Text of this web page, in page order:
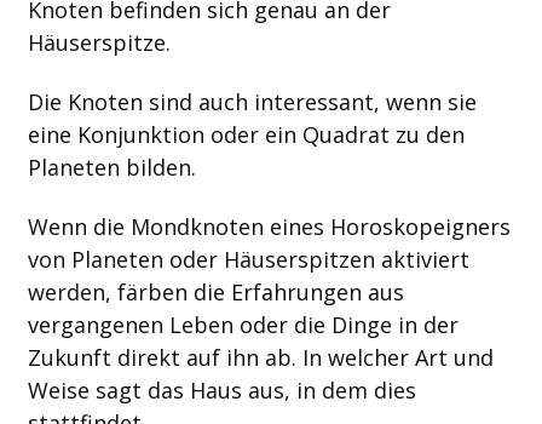
Knoten befinden sich genau an der
Häuserspitze.
Die Knoten sind auch interessant, wenn sie
eine Konjunktion oder ein Quadrat zu den
Planeten bilden.
Wenn die Mondknoten eines Horoskopeigners
von Planeten oder Häuserspitzen aktiviert
werden, färben die Erfahrungen aus
vergangenen Leben oder die Dinge in der
Zukunft direkt auf ihn ab. In welcher Art und
Weise sagt das Haus aus, in dem dies